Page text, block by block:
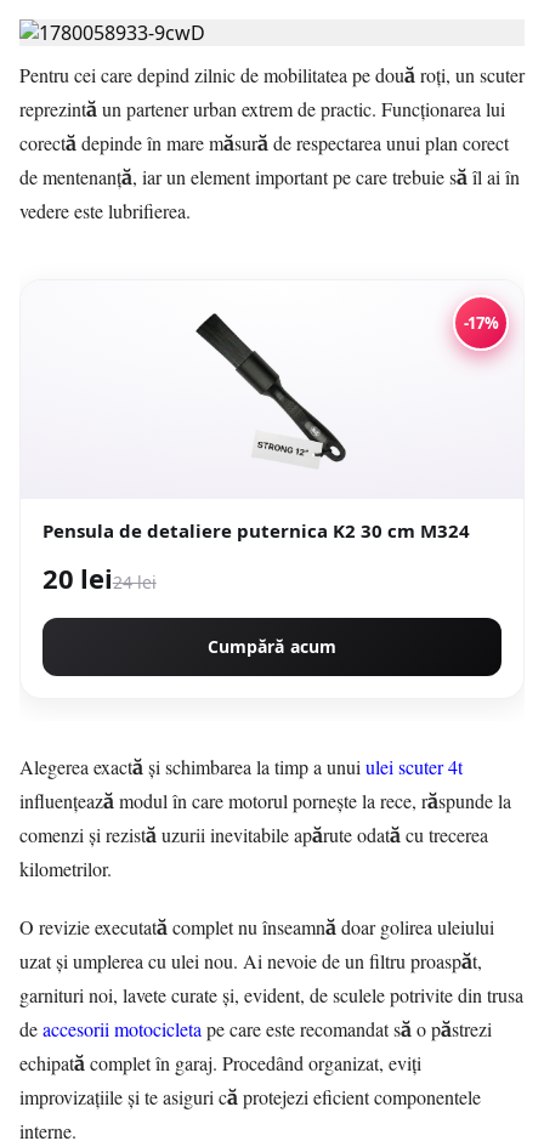
Pentru cei care depind zilnic de mobilitatea pe două roți, un scuter
reprezintă un partener urban extrem de practic. Funcționarea lui
corectă depinde în mare măsură de respectarea unui plan corect
de mentenanță, iar un element important pe care trebuie să îl ai în
vedere este lubrifierea.
-17%
Pensula de detaliere puternica K2 30 cm M324
20 lei24 lei
Cumpără acum
Alegerea exactă și schimbarea la timp a unui ulei scuter 4t
influențează modul în care motorul pornește la rece, răspunde la
comenzi și rezistă uzurii inevitabile apărute odată cu trecerea
kilometrilor.
O revizie executată complet nu înseamnă doar golirea uleiului
uzat și umplerea cu ulei nou. Ai nevoie de un filtru proaspăt,
garnituri noi, lavete curate și, evident, de sculele potrivite din trusa
deaccesorii motocicleta pe care este recomandat să o păstrezi
echipată complet în garaj. Procedând organizat, eviți
improvizațiile și te asiguri că protejezi eficient componentele
interne.